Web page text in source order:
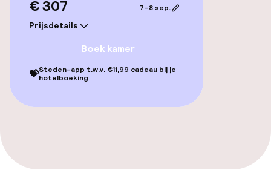
Overal rolstoeltoegankelijk
Entertainment
Eet- en drinkgelegenheden
€ 307
Prijsdetails
7–8 sep.
Boek kamer
💝Steden-app t.w.v. €11,99 cadeau bij je
hotelboeking